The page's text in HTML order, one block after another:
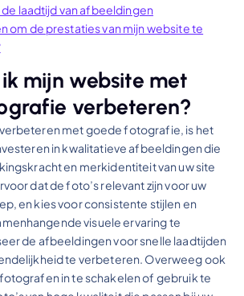
de laadtijd van afbeeldingen
om de prestaties van mijn website te
ik mijn website met
verbeteren?
met goede fotografie, is het
in kwalitatieve afbeeldingen die
en merkidentiteit van uw site
dat de foto’s relevant zijn voor uw
en kies voor consistente stijlen en
visuele ervaring te
de afbeeldingen voor snelle laadtijden
te verbeteren. Overweeg ook
in te schakelen of gebruik te